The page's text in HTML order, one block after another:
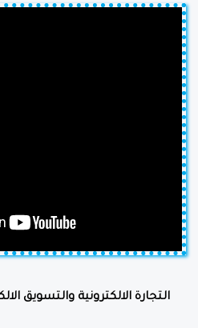
التجارة الالكترونية والتسويق